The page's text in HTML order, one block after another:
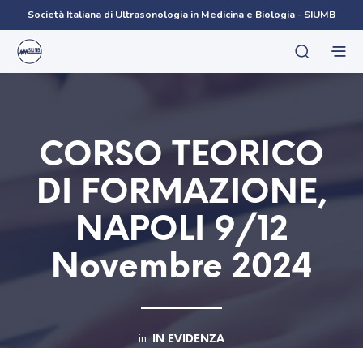
Società Italiana di Ultrasonologia in Medicina e Biologia - SIUMB
CORSO TEORICO
DI FORMAZIONE,
NAPOLI 9/12
Novembre 2024
in IN EVIDENZA